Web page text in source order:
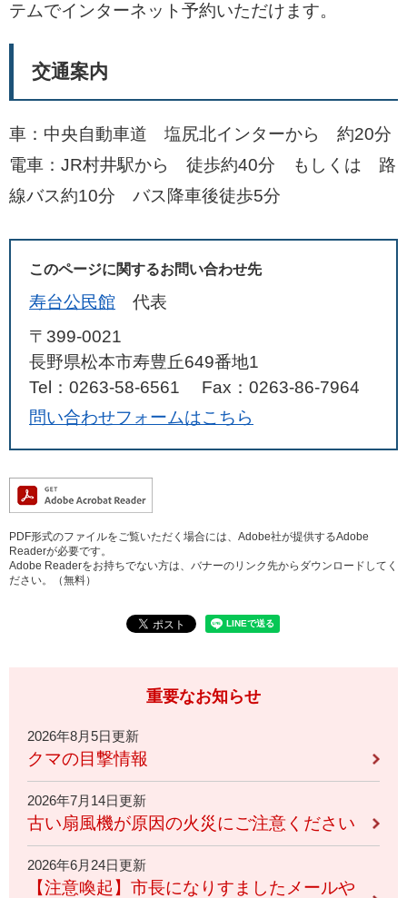
テムでインターネット予約いただけます。
交通案内
車：中央自動車道 塩尻北インターから 約20分
電車：JR村井駅から 徒歩約40分 もしくは 路
線バス約10分 バス降車後徒歩5分
このページに関するお問い合わせ先
寿台公民館
代表
〒399-0021
長野県松本市寿豊丘649番地1
Tel：0263-58-6561
Fax：0263-86-7964
問い合わせフォームはこちら
PDF形式のファイルをご覧いただく場合には、Adobe社が提供するAdobe
Readerが必要です。
Adobe Readerをお持ちでない方は、バナーのリンク先からダウンロードしてく
ださい。（無料）
重要なお知らせ
2026年8月5日更新
クマの目撃情報
2026年7月14日更新
古い扇風機が原因の火災にご注意ください
2026年6月24日更新
【注意喚起】市長になりすましたメールや